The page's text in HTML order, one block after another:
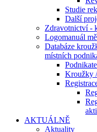
Studie
Další
Zdravotnictví -
Logomanuál
Databáze
místních
Kroužky
AKTUÁLNĚ
Aktuality